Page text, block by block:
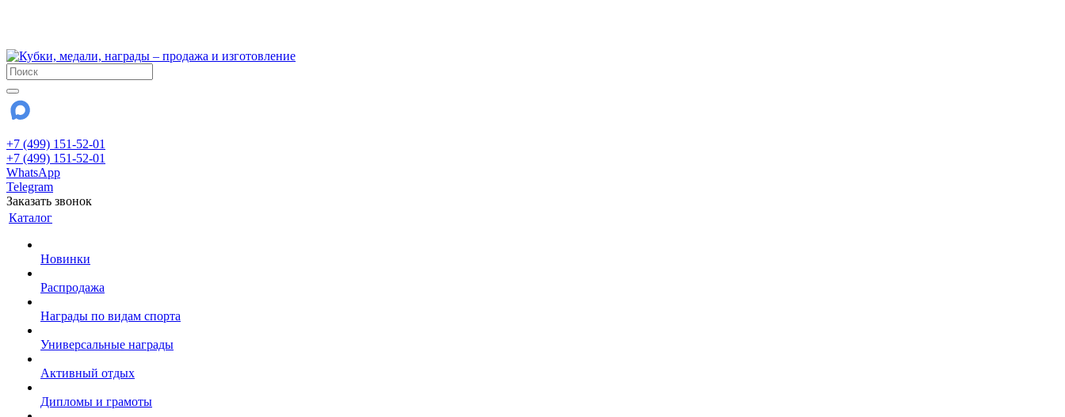
+7 (499) 151-52-01
+7 (499) 151-52-01
WhatsApp
Telegram
Заказать звонок
Каталог
Новинки
Распродажа
Награды по видам спорта
Универсальные награды
Активный отдых
Дипломы и грамоты